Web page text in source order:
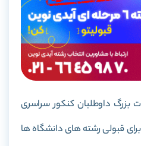
بزرگ داوطلبان کنکور سراسری
برای قبولی رشته های دانشگاه ها